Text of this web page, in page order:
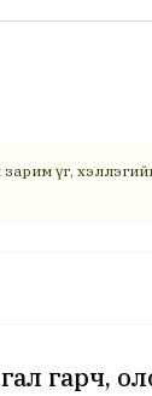
үг,
гарч,